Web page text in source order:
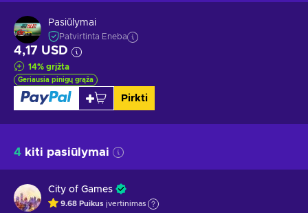
Pasiūlymai
Patvirtinta Eneba
4,17 USD
14% grįžta
Geriausia pinigų grąža
Pirkti
4 kiti pasiūlymai
City of Games
9.68 Puikus įvertinimas